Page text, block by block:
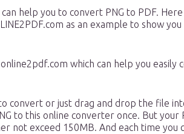
help you to convert PNG to PDF.
as an example to show you
which can help you easily
convert or just drag and drop the file
to this online converter once. But your
not exceed 150MB. And each time you